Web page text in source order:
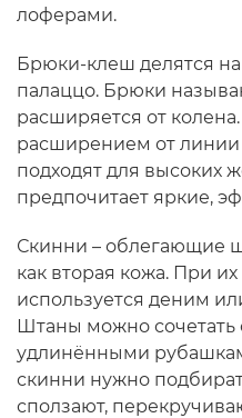
лоферами.
Брюки-клеш делятся
палаццо. Брюки
расширяется от
расширением от линии
подходят для высоких
предпочитает яркие,
Скинни – облегающие
как вторая кожа. При
используется деним
Штаны можно
удлинёнными
скинни нужно
сползают,